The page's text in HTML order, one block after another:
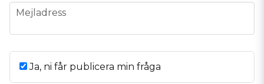
email
Mejladress
Ja, ni får publicera min fråga